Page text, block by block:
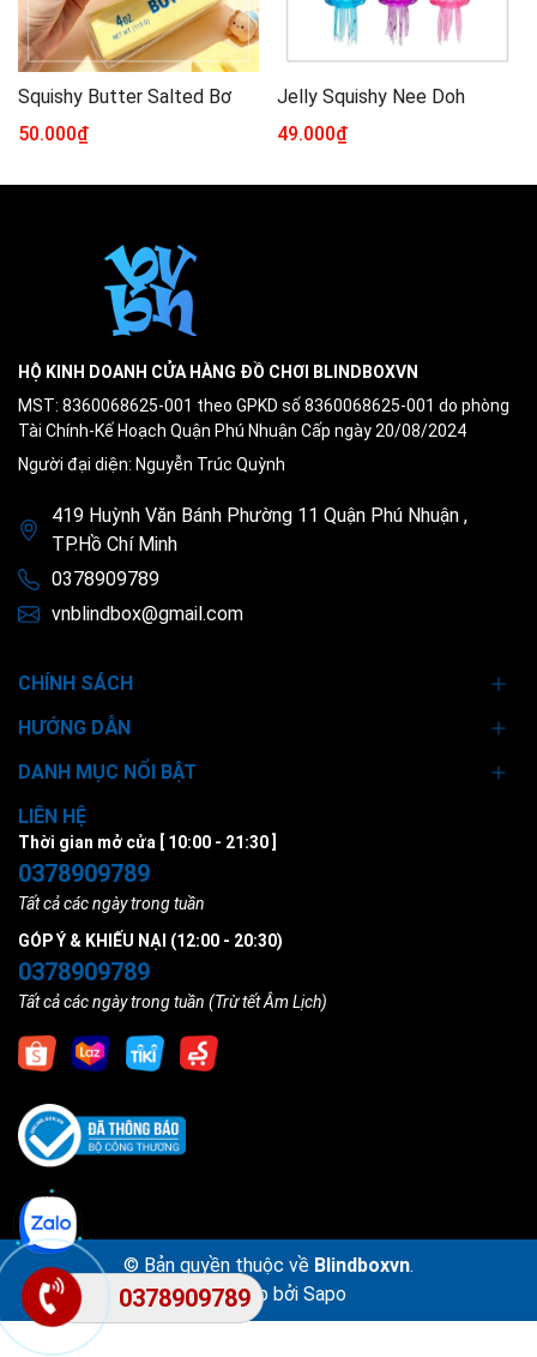
Squishy Butter Salted Bơ
50.000₫
Jelly Squishy Nee Doh
49.000₫
HỘ KINH DOANH CỬA HÀNG ĐỒ CHƠI BLINDBOXVN
MST: 8360068625-001 theo GPKD số 8360068625-001 do phòng
Tài Chính-Kế Hoạch Quận Phú Nhuận Cấp ngày 20/08/2024
Người đại diện: Nguyễn Trúc Quỳnh
419 Huỳnh Văn Bánh Phường 11 Quận Phú Nhuận ,
TP.Hồ Chí Minh
0378909789
vnblindbox@gmail.com
CHÍNH SÁCH
HƯỚNG DẪN
DANH MỤC NỔI BẬT
LIÊN HỆ
Thời gian mở cửa [ 10:00 - 21:30 ]
0378909789
Tất cả các ngày trong tuần
GÓP Ý & KHIẾU NẠI (12:00 - 20:30)
0378909789
Tất cả các ngày trong tuần (Trừ tết Âm Lịch)
© Bản quyền thuộc về Blindboxvn.
Cung cấp bởi Sapo
0378909789